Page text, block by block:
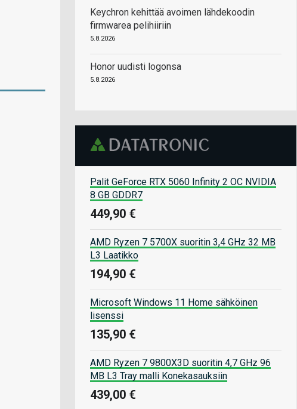
Keychron kehittää avoimen lähdekoodin
firmwarea pelihiiriin
5.8.2026
Honor uudisti logonsa
5.8.2026
Palit GeForce RTX 5060 Infinity 2 OC NVIDIA
8 GB GDDR7
449,90 €
AMD Ryzen 7 5700X suoritin 3,4 GHz 32 MB
L3 Laatikko
194,90 €
Microsoft Windows 11 Home sähköinen
lisenssi
135,90 €
AMD Ryzen 7 9800X3D suoritin 4,7 GHz 96
MB L3 Tray malli Konekasauksiin
439,00 €